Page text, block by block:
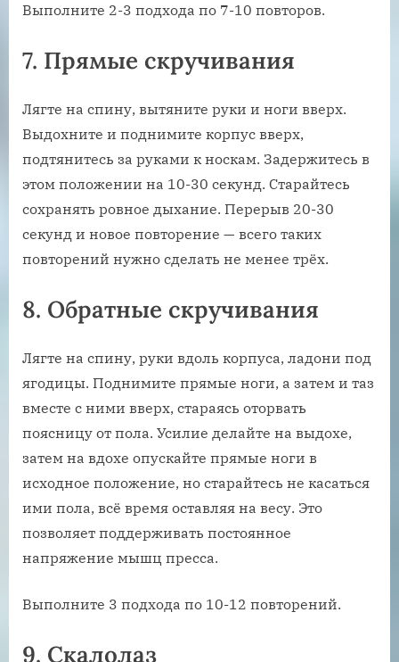
Выполните 2-3 подхода по 7-10 повторов.
7. Прямые скручивания
Лягте на спину, вытяните руки и ноги вверх.
Выдохните и поднимите корпус вверх,
подтянитесь за руками к носкам. Задержитесь в
этом положении на 10-30 секунд. Старайтесь
сохранять ровное дыхание. Перерыв 20-30
секунд и новое повторение — всего таких
повторений нужно сделать не менее трёх.
8. Обратные скручивания
Лягте на спину, руки вдоль корпуса, ладони под
ягодицы. Поднимите прямые ноги, а затем и таз
вместе с ними вверх, стараясь оторвать
поясницу от пола. Усилие делайте на выдохе,
затем на вдохе опускайте прямые ноги в
исходное положение, но старайтесь не касаться
ими пола, всё время оставляя на весу. Это
позволяет поддерживать постоянное
напряжение мышц пресса.
Выполните 3 подхода по 10-12 повторений.
9. Скалолаз